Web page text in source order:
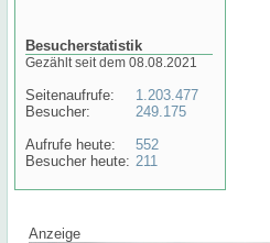
Besucherstatistik
Gezählt seit dem 08.08.2021
Seitenaufrufe:
Besucher:
Aufrufe heute:
Besucher heute:
1.203.477
249.175
552
211
Anzeige